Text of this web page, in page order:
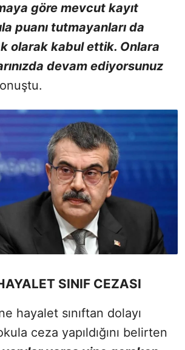
göre mevcut kayıt
puanı tutmayanları da
olarak kabul ettik. Onlara
devam ediyorsunuz
SINIF CEZASI
hayalet sınıftan dolayı
ceza yapıldığını belirten